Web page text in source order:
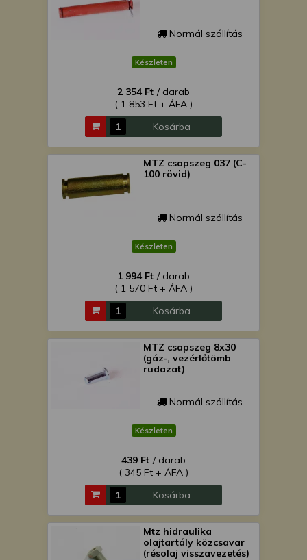
Normál szállítás
Készleten
2 354 Ft / darab
( 1 853 Ft + ÁFA )
Kosárba
MTZ csapszeg 037 (C-
100 rövid)
Normál szállítás
Készleten
1 994 Ft / darab
( 1 570 Ft + ÁFA )
Kosárba
MTZ csapszeg 8x30
(gáz-, vezérlőtömb
rudazat)
Normál szállítás
Készleten
439 Ft / darab
( 345 Ft + ÁFA )
Kosárba
Mtz hidraulika
olajtartály közcsavar
(résolaj visszavezetés)